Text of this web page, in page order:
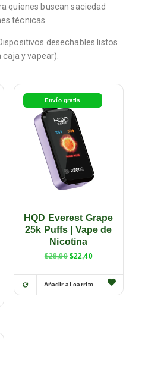
quienes buscan saciedad
técnicas.
desechables listos
caja y vapear).
Envío gratis
HQD Everest Grape
25k Puffs | Vape de
Nicotina
$28,00 $22,40
Añadir al carrito